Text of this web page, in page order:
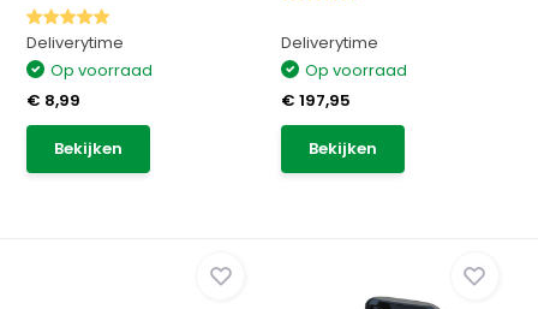
Deliverytime
Op voorraad
€ 8,99
Bekijken
Deliverytime
Op voorraad
€ 197,95
Bekijken